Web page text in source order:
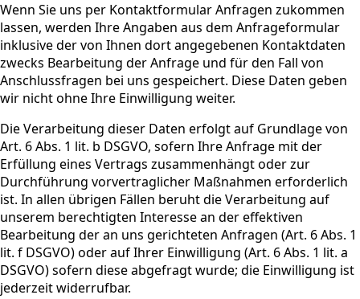
Wenn Sie uns per Kontaktformular Anfragen zukommen
lassen, werden Ihre Angaben aus dem Anfrageformular
inklusive der von Ihnen dort angegebenen Kontaktdaten
zwecks Bearbeitung der Anfrage und für den Fall von
Anschlussfragen bei uns gespeichert. Diese Daten geben
wir nicht ohne Ihre Einwilligung weiter.
Die Verarbeitung dieser Daten erfolgt auf Grundlage von
Art. 6 Abs. 1 lit. b DSGVO, sofern Ihre Anfrage mit der
Erfüllung eines Vertrags zusammenhängt oder zur
Durchführung vorvertraglicher Maßnahmen erforderlich
ist. In allen übrigen Fällen beruht die Verarbeitung auf
unserem berechtigten Interesse an der effektiven
Bearbeitung der an uns gerichteten Anfragen (Art. 6 Abs. 1
lit. f DSGVO) oder auf Ihrer Einwilligung (Art. 6 Abs. 1 lit. a
DSGVO) sofern diese abgefragt wurde; die Einwilligung ist
jederzeit widerrufbar.